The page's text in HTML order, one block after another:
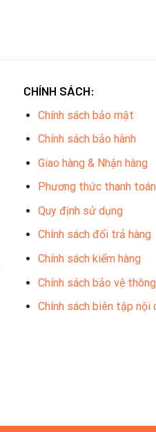
CHÍNH SÁCH:
Chính sách bảo mật
Chính sách bảo hành
Giao hàng & Nhận hàng
Phương thức thanh toán
Quy định sử dụng
Chính sách đổi trả hàng
Chính sách kiểm hàng
Chính sách bảo vệ
Chính sách biên tập nội